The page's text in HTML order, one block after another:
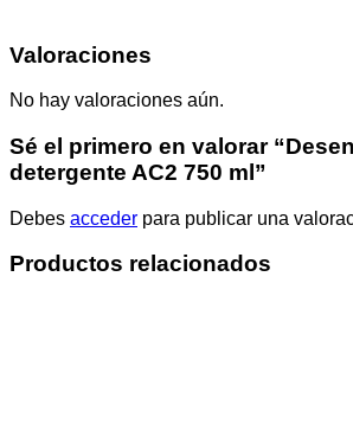
Valoraciones
No hay valoraciones aún.
Sé el primero en valorar
detergente AC2 750 ml”
Debes acceder para publicar una
Productos relacionados